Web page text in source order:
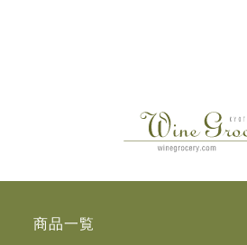
商品一覧